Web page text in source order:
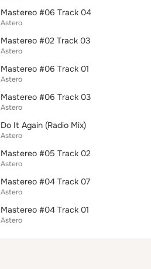
Mastereo #06 Track 04
Astero
Mastereo #02 Track 03
Astero
Mastereo #06 Track 01
Astero
Mastereo #06 Track 03
Astero
Do It Again (Radio Mix)
Astero
Mastereo #05 Track 02
Astero
Mastereo #04 Track 07
Astero
Mastereo #04 Track 01
Astero